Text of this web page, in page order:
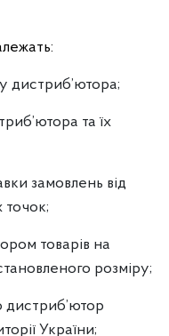
дистриб’ютора;
та їх
замовлень від
точок;
товарів на
розміру;
дистриб’ютор
України;